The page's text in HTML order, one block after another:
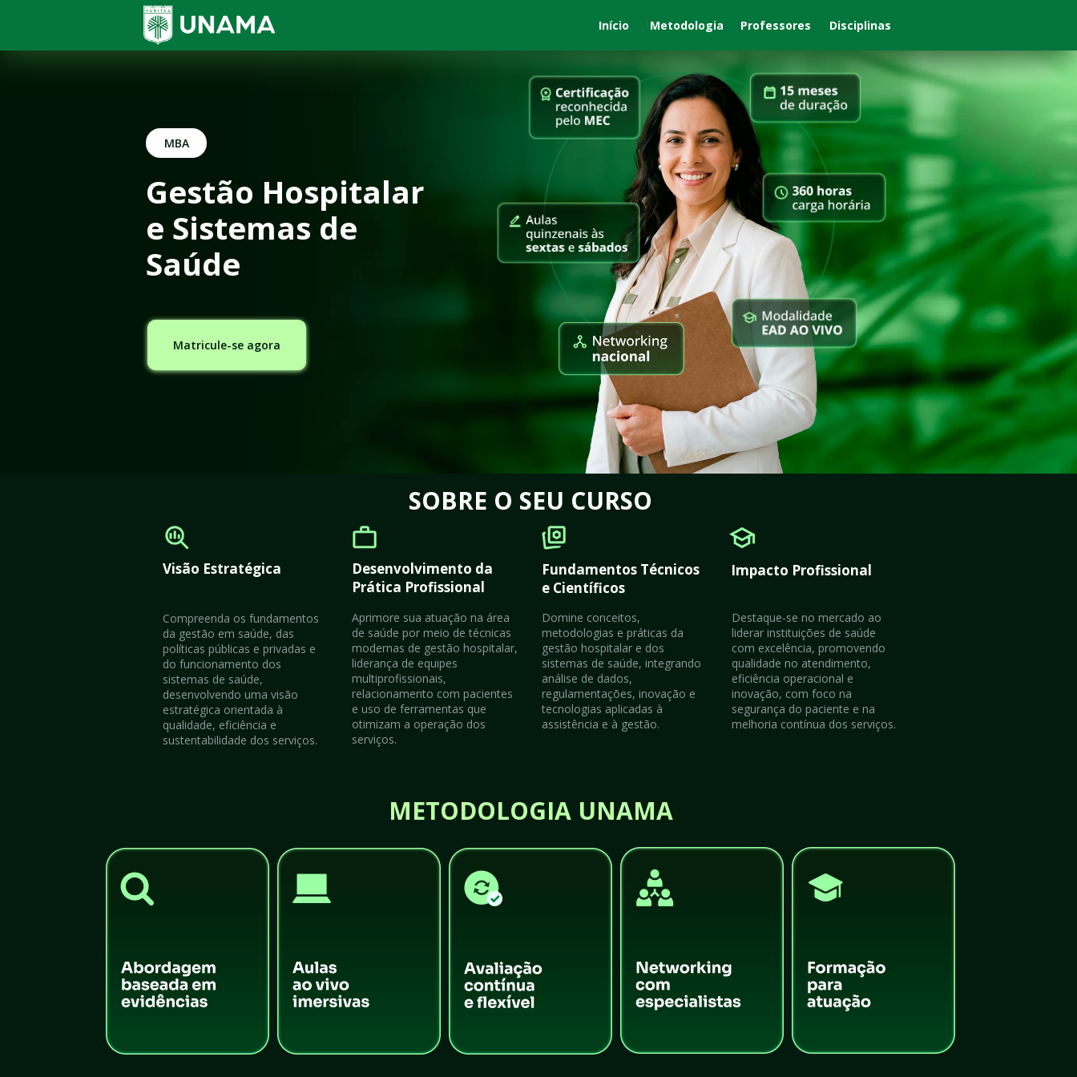
Disciplinas
Metodologia Professores
Início
MBA
Gestão Hospitalar
e Sistemas de
Saúde
Matricule-se agora
SOBRE O SEU CURSO
Visão Estratégica
Desenvolvimento da
Prática Profissional
Fundamentos Técnicos
e Científicos
Impacto Profissional
Aprimore sua atuação na área
de saúde por meio de técnicas
modernas de gestão hospitalar,
liderança de equipes
multiprofissionais,
relacionamento com pacientes
e uso de ferramentas que
otimizam a operação dos
serviços.
Domine conceitos,
metodologias e práticas da
gestão hospitalar e dos
sistemas de saúde, integrando
análise de dados,
regulamentações, inovação e
tecnologias aplicadas à
assistência e à gestão.
Destaque-se no mercado ao
liderar instituições de saúde
com excelência, promovendo
qualidade no atendimento,
eficiência operacional e
inovação, com foco na
segurança do paciente e na
melhoria contínua dos serviços.
Compreenda os fundamentos
da gestão em saúde, das
políticas públicas e privadas e
do funcionamento dos
sistemas de saúde,
desenvolvendo uma visão
estratégica orientada à
qualidade, eficiência e
sustentabilidade dos serviços.
METODOLOGIA UNAMA